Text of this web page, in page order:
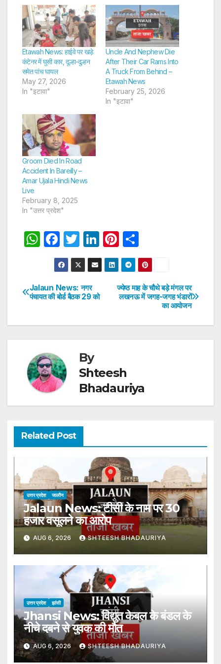
Etawah News: हाईवे पर खड़े
कंटेनर में घुसी कार, दूल्हा-दुल्हन
समेत पांच घायल
May 27, 2026
In "इटावा"
Uncle And Nephew Die
After Their Car Rams Into
A Truck From Behind –
Etawah News
February 25, 2026
In "इटावा"
Groom Died In Road
Accident In Bareilly –
Amar Ujala Hindi News
Live
February 8, 2025
In "उत्तर प्रदेश"
W
s
A
F
a
c
e
b
T
w
itt
er
Li
n
k
dI
Pi
nt
er
e
st
h
ar
e
Post
ज्येष्ठ माह के चौथे बड़े मंगल पर
लखनऊ में जगह-जगह भंडारों
का आयोजन
Jalaun News: नगर
पंचायत की बोर्ड बैठक 29 को
By
Shteesh
Bhadauriya
Related Post
उत्तर प्रदेश जालौन
Jalaun News: टीसी के नाम पर 30
हजार वसूलने का आरोप
AUG 6, 2026 SHTEESH BHADAURIYA
उत्तर प्रदेश झांसी
Jhansi News: विद्युत केबल के बंडल के
नीचे दबने से युवक की मौत
AUG 6, 2026 SHTEESH BHADAURIYA